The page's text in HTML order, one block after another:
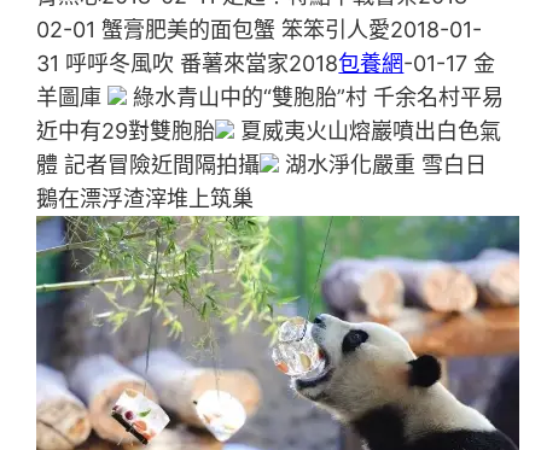
02-01 蟹膏肥美的面包蟹 笨笨引人愛2018-01-
31 呼呼冬風吹 番薯來當家2018包養網-01-17 金
羊圖庫
綠水青山中的“雙胞胎”村 千余名村平易
近中有29對雙胞胎
夏威夷火山熔巖噴出白色氣
體 記者冒險近間隔拍攝
湖水淨化嚴重 雪白日
鵝在漂浮渣滓堆上筑巢